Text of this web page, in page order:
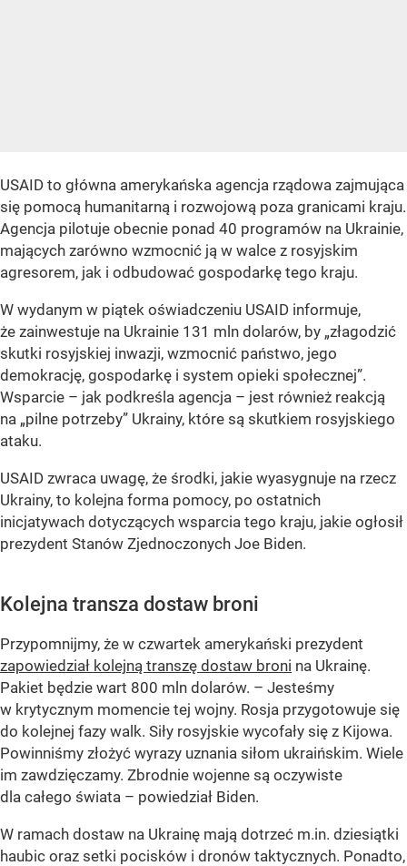
USAID to główna amerykańska agencja rządowa zajmująca
się pomocą humanitarną i rozwojową poza granicami kraju.
Agencja pilotuje obecnie ponad 40 programów na Ukrainie,
mających zarówno wzmocnić ją w walce z rosyjskim
agresorem, jak i odbudować gospodarkę tego kraju.
W wydanym w piątek oświadczeniu USAID informuje,
że zainwestuje na Ukrainie 131 mln dolarów, by „złagodzić
skutki rosyjskiej inwazji, wzmocnić państwo, jego
demokrację, gospodarkę i system opieki społecznej”.
Wsparcie – jak podkreśla agencja – jest również reakcją
na „pilne potrzeby” Ukrainy, które są skutkiem rosyjskiego
ataku.
USAID zwraca uwagę, że środki, jakie wyasygnuje na rzecz
Ukrainy, to kolejna forma pomocy, po ostatnich
inicjatywach dotyczących wsparcia tego kraju, jakie ogłosił
prezydent Stanów Zjednoczonych Joe Biden.
Kolejna transza dostaw broni
Przypomnijmy, że w czwartek amerykański prezydent
zapowiedział kolejną transzę dostaw broni na Ukrainę.
Pakiet będzie wart 800 mln dolarów. – Jesteśmy
w krytycznym momencie tej wojny. Rosja przygotowuje się
do kolejnej fazy walk. Siły rosyjskie wycofały się z Kijowa.
Powinniśmy złożyć wyrazy uznania siłom ukraińskim. Wiele
im zawdzięczamy. Zbrodnie wojenne są oczywiste
dla całego świata – powiedział Biden.
W ramach dostaw na Ukrainę mają dotrzeć m.in. dziesiątki
haubic oraz setki pocisków i dronów taktycznych. Ponadto,